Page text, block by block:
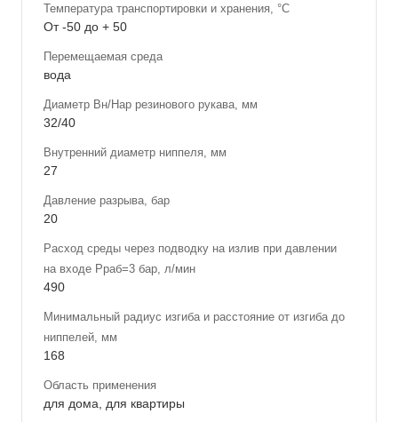
Температура транспортировки и хранения, °С
От -50 до + 50
Перемещаемая среда
вода
Диаметр Вн/Нар резинового рукава, мм
32/40
Внутренний диаметр ниппеля, мм
27
Давление разрыва, бар
20
Расход среды через подводку на излив при давлении
на входе Рраб=3 бар, л/мин
490
Минимальный радиус изгиба и расстояние от изгиба до
ниппелей, мм
168
Область применения
для дома, для квартиры